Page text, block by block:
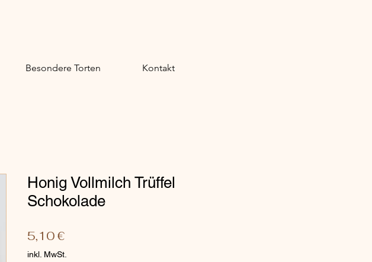
Besondere Torten Kontakt
Honig Vollmilch Trüffel
Schokolade
5,10 €
inkl. MwSt.